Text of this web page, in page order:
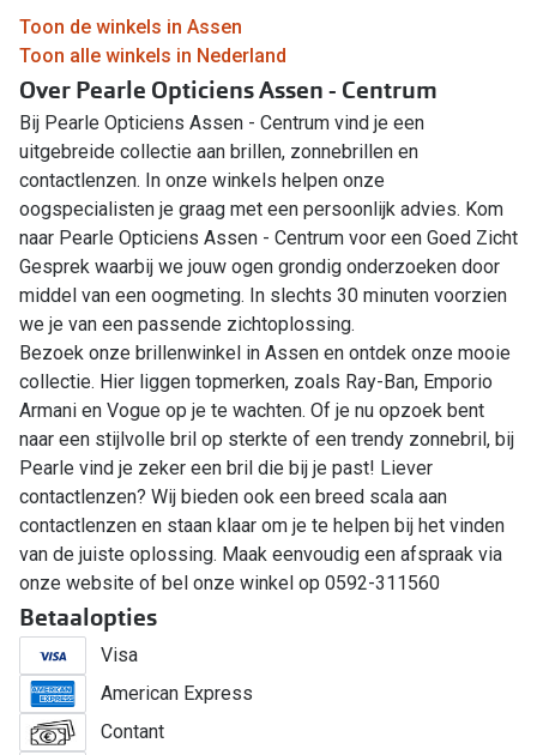
Toon de winkels in Assen
Toon alle winkels in Nederland
Over Pearle Opticiens Assen - Centrum
Bij Pearle Opticiens Assen - Centrum vind je een
uitgebreide collectie aan brillen, zonnebrillen en
contactlenzen. In onze winkels helpen onze
oogspecialisten je graag met een persoonlijk advies. Kom
naar Pearle Opticiens Assen - Centrum voor een Goed Zicht
Gesprek waarbij we jouw ogen grondig onderzoeken door
middel van een oogmeting. In slechts 30 minuten voorzien
we je van een passende zichtoplossing.
Bezoek onze brillenwinkel in Assen en ontdek onze mooie
collectie. Hier liggen topmerken, zoals Ray-Ban, Emporio
Armani en Vogue op je te wachten. Of je nu opzoek bent
naar een stijlvolle bril op sterkte of een trendy zonnebril, bij
Pearle vind je zeker een bril die bij je past! Liever
contactlenzen? Wij bieden ook een breed scala aan
contactlenzen en staan klaar om je te helpen bij het vinden
van de juiste oplossing. Maak eenvoudig een afspraak via
onze website of bel onze winkel op 0592-311560
Betaalopties
Visa
American Express
Contant